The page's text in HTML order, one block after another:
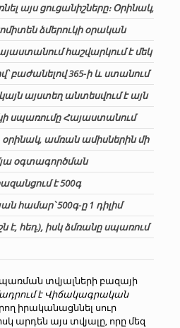
այս ցուցանիշները։ Օրինակ,
ձմերուկի օրական
հաշվարկում է մեկ
բաժանելով 365-ի և ստանում
այստեղ անտեսվում է այն
սպառումը Հայաստանում
օրինակ, ամռան ամիսներին մի
օգտագործման
է 500գ
համար՝ 500գ-ը 1 դիլիմ
է, հեղ.), իսկ ձմռանը սպառում
տվյալների բազայի
է Վիճակագրական
իրականացննել սուր
արդեն այս տվյալը, որը մեզ